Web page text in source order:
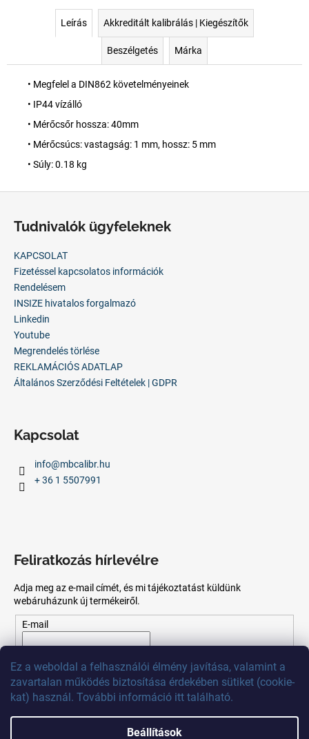
Ez a weboldal a felhasználói élmény javítása, valamint a
zavartalan működés biztosítása érdekében sütiket (cookie-
kat) használ. További információ itt található.
Beállítások
Leírás Akkreditált kalibrálás | Kiegészítők
Beszélgetés Márka
• Megfelel a DIN862 követelményeinek
• IP44 vízálló
• Mérőcsőr hossza: 40mm
• Mérőcsúcs: vastagság: 1 mm, hossz: 5 mm
• Súly: 0.18 kg
Tudnivalók ügyfeleknek
KAPCSOLAT
Fizetéssel kapcsolatos információk
Rendelésem
INSIZE hivatalos forgalmazó
Linkedin
Youtube
Megrendelés törlése
REKLAMÁCIÓS ADATLAP
Általános Szerződési Feltételek | GDPR
Kapcsolat
info@mbcalibr.hu
+ 36 1 5507991
Feliratkozás hírlevélre
Adja meg az e-mail címét, és mi tájékoztatást küldünk
webáruházunk új termékeiről.
E-mail
szabályzatot.
FELIRATKOZÁS